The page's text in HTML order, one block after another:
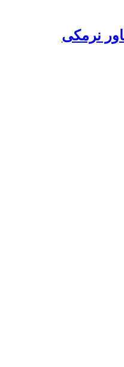
نرمکی